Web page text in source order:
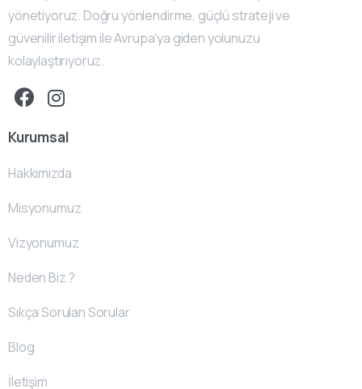
yönetiyoruz. Doğru yönlendirme, güçlü strateji ve
güvenilir iletişim ile Avrupa’ya giden yolunuzu
kolaylaştırıyoruz.
Kurumsal
Hakkımızda
Misyonumuz
Vizyonumuz
Neden Biz ?
Sıkça Sorulan Sorular
Blog
İletişim